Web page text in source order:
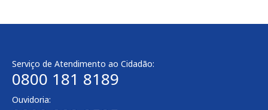
Serviço de Atendimento ao Cidadão:
0800 181 8189
Ouvidoria: